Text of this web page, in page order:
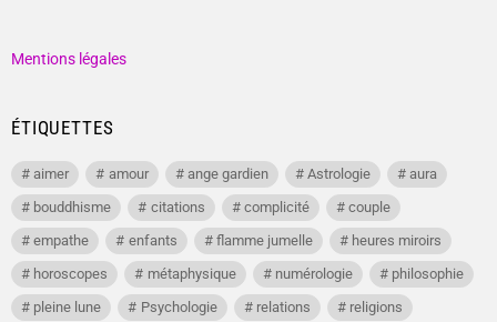
Mentions légales
ÉTIQUETTES
aimer amour ange gardien Astrologie
aura
bouddhisme
citations complicité
couple
empathe
enfants flamme jumelle
heures miroirs
horoscopes
métaphysique numérologie
philosophie
pleine lune
Psychologie relations
religions